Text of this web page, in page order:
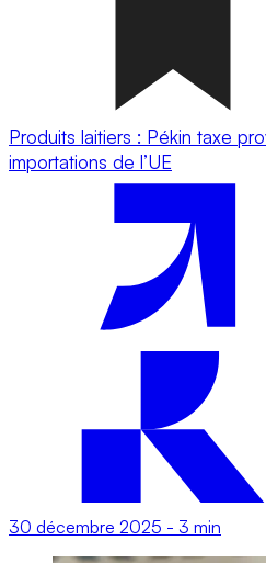
Produits laitiers : Pékin taxe
importations de l’UE
30 décembre 2025 - 3 min